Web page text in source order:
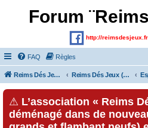
Forum
http://
FAQ Règles
Reims Dés Jeux (Site) Reims Dés Jeux (Forum)
⚠ L’association « Reims
déménagé dans de